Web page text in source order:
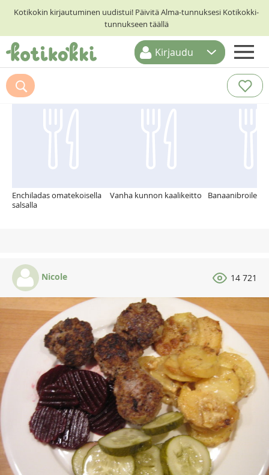
Kotikokin kirjautuminen uudistui! Päivitä Alma-tunnuksesi Kotikokki-
tunnukseen täällä
ETUSIVU
RESEPTIHAKU
Kirjaudu
Suosittelemme myös
Enchiladas omatekoisella
salsalla
Vanha kunnon kaalikeitto Banaanibroileria
Nicole 14 721